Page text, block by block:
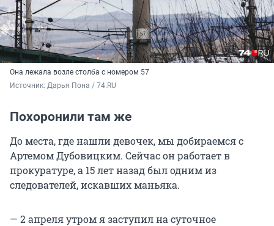
Она лежала возле столба с номером 57
Источник: Дарья Пона / 74.RU
Похоронили там же
До места, где нашли девочек, мы добираемся с
Артемом Дубовицким. Сейчас он работает в
прокуратуре, а 15 лет назад был одним из
следователей, искавших маньяка.
— 2 апреля утром я заступил на суточное